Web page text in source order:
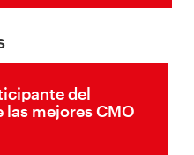
del
las mejores CMO